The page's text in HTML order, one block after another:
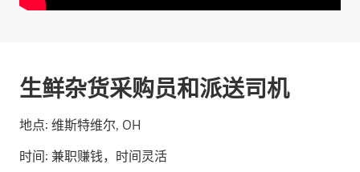
生鲜杂货采购员和派送司机
地点: 维斯特维尔, OH
时间: 兼职赚钱，时间灵活